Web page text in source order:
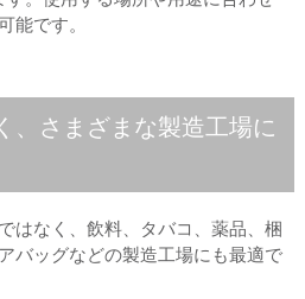
能です。
、さまざまな製造工場に
はなく、飲料、タバコ、薬品、梱
バッグなどの製造工場にも最適で